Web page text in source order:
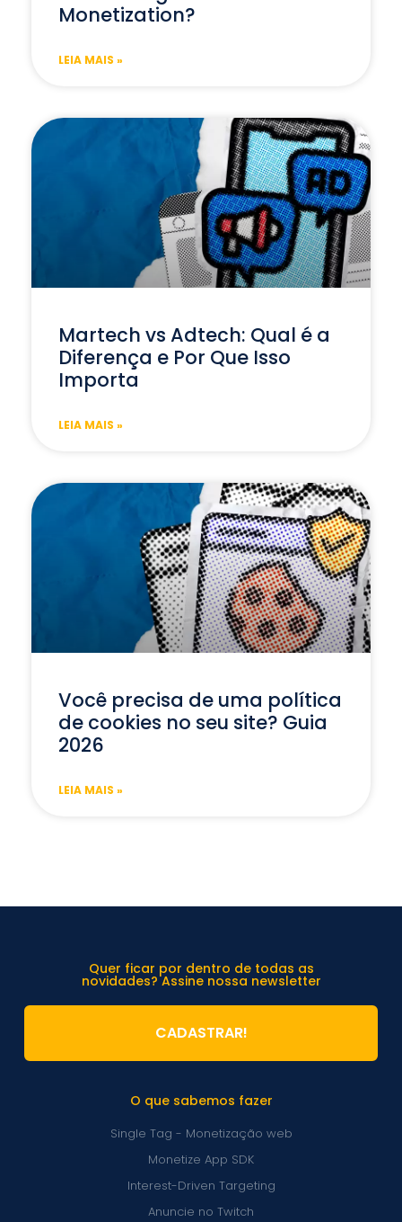
Monetization?
LEIA MAIS »
Martech vs Adtech: Qual é a
Diferença e Por Que Isso
Importa
LEIA MAIS »
Você precisa de uma política
de cookies no seu site? Guia
2026
LEIA MAIS »
O que sabemos fazer
Single Tag - Monetização web
Monetize App SDK
Interest-Driven Targeting
Anuncie no Twitch
Quer ficar por dentro de todas as
novidades? Assine nossa newsletter
CADASTRAR!